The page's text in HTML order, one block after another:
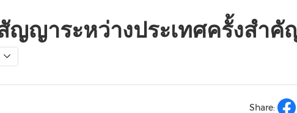
Malaysia
Singapore
Energy
Investment & Financing Carbon
Governance
Artificial
ญาระหว่างประเทศครั้งสำคั
Share: